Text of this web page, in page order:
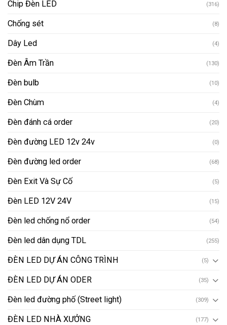
Chip Đèn LED (316)
Chống sét (8)
Dây Led (4)
Đèn Âm Trần (130)
Đèn bulb (10)
Đèn Chùm (4)
Đèn đánh cá order (20)
Đèn đường LED 12v 24v (0)
Đèn đường led order (68)
Đèn Exit Và Sự Cố (5)
Đèn LED 12V 24V (15)
Đèn led chống nổ order (54)
Đèn led dân dụng TDL (255)
ĐÈN LED DỰ ÁN CÔNG TRÌNH (5)
ĐÈN LED DỰ ÁN ODER (35)
Đèn led đường phố (Street light) (309)
ĐÈN LED NHÀ XƯỞNG (177)